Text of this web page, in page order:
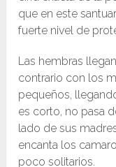
que en este
fuerte nivel de
Las hembras
contrario con los
pequeños,
es corto, no pasa
lado de sus
encanta los
poco solitarios.